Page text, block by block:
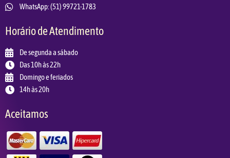
WhatsApp: (51) 99721-1783
Horário de Atendimento
De segunda a sábado
Das 10h às 22h
Domingo e feriados
14h às 20h
Aceitamos